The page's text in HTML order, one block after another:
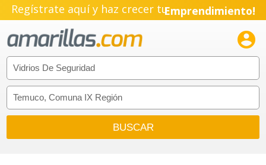
Regístrate aquí y haz crecer tuEmprendimiento!
